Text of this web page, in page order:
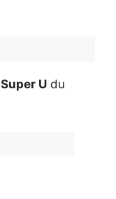
Super U du